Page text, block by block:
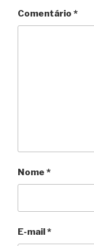
Comentário *
Nome *
E-mail*